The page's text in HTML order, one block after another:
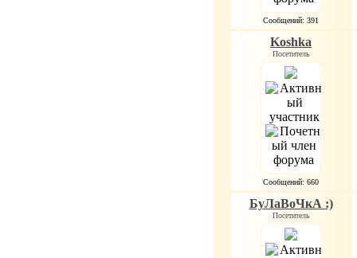
Сообщений: 391
Koshka
Посетитель
Сообщений: 660
БуЛаВоЧкА :)
Посетитель